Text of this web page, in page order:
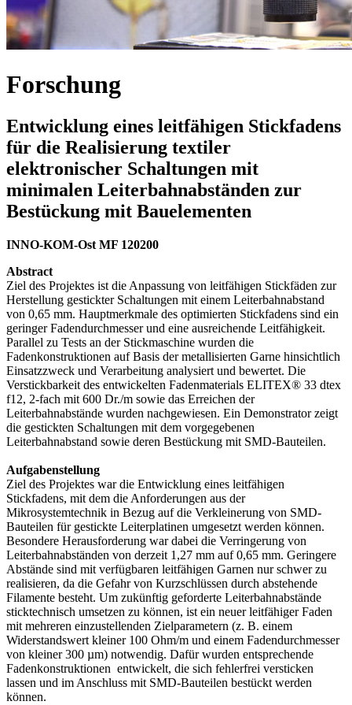
Forschung
Entwicklung eines leitfähigen Stickfadens
für die Realisierung textiler
elektronischer Schaltungen mit
minimalen Leiterbahnabständen zur
Bestückung mit Bauelementen
INNO-KOM-Ost MF 120200
Abstract
Ziel des Projektes ist die Anpassung von leitfähigen Stickfäden zur
Herstellung gestickter Schaltungen mit einem Leiterbahnabstand
von 0,65 mm. Hauptmerkmale des optimierten Stickfadens sind ein
geringer Fadendurchmesser und eine ausreichende Leitfähigkeit.
Parallel zu Tests an der Stickmaschine wurden die
Fadenkonstruktionen auf Basis der metallisierten Garne hinsichtlich
Einsatzzweck und Verarbeitung analysiert und bewertet. Die
Verstickbarkeit des entwickelten Fadenmaterials ELITEX® 33 dtex
f12, 2-fach mit 600 Dr./m sowie das Erreichen der
Leiterbahnabstände wurden nachgewiesen. Ein Demonstrator zeigt
die gestickten Schaltungen mit dem vorgegebenen
Leiterbahnabstand sowie deren Bestückung mit SMD-Bauteilen.
Aufgabenstellung
Ziel des Projektes war die Entwicklung eines leitfähigen
Stickfadens, mit dem die Anforderungen aus der
Mikrosystemtechnik in Bezug auf die Verkleinerung von SMD-
Bauteilen für gestickte Leiterplatinen umgesetzt werden können.
Besondere Herausforderung war dabei die Verringerung von
Leiterbahnabständen von derzeit 1,27 mm auf 0,65 mm. Geringere
Abstände sind mit verfügbaren leitfähigen Garnen nur schwer zu
realisieren, da die Gefahr von Kurzschlüssen durch abstehende
Filamente besteht. Um zukünftig geforderte Leiterbahnabstände
sticktechnisch umsetzen zu können, ist ein neuer leitfähiger Faden
mit mehreren einzustellenden Zielparametern (z. B. einem
Widerstandswert kleiner 100 Ohm/m und einem Fadendurchmesser
von kleiner 300 µm) notwendig. Dafür wurden entsprechende
Fadenkonstruktionen entwickelt, die sich fehlerfrei versticken
lassen und im Anschluss mit SMD-Bauteilen bestückt werden
können.